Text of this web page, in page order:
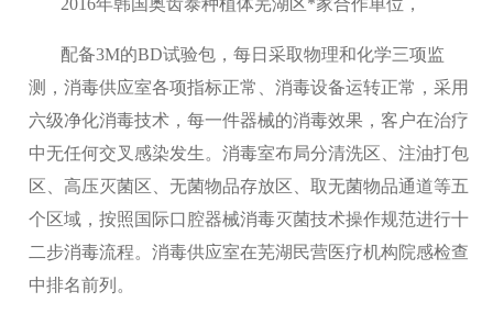
2016年韩国奥齿泰种植体芜湖区*家合作单位，
配备3M的BD试验包，每日采取物理和化学三项监
测，消毒供应室各项指标正常、消毒设备运转正常，采用
六级净化消毒技术，每一件器械的消毒效果，客户在治疗
中无任何交叉感染发生。消毒室布局分清洗区、注油打包
区、高压灭菌区、无菌物品存放区、取无菌物品通道等五
个区域，按照国际口腔器械消毒灭菌技术操作规范进行十
二步消毒流程。消毒供应室在芜湖民营医疗机构院感检查
中排名前列。